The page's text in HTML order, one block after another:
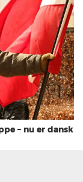
– nu er dansk